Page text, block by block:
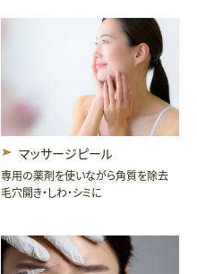
マッサージピール
専用の薬剤を使いながら角質を除去
毛穴開き・しわ・シミに